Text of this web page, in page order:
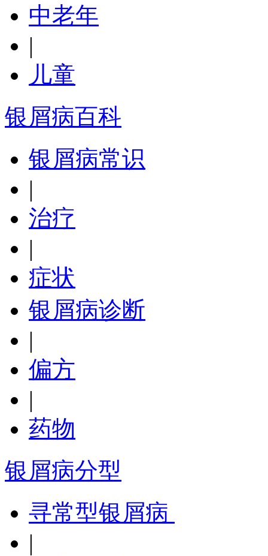
中老年
|
儿童
银屑病百科
银屑病常识
|
治疗
|
症状
银屑病诊断
|
偏方
|
药物
银屑病分型
寻常型银屑病
|